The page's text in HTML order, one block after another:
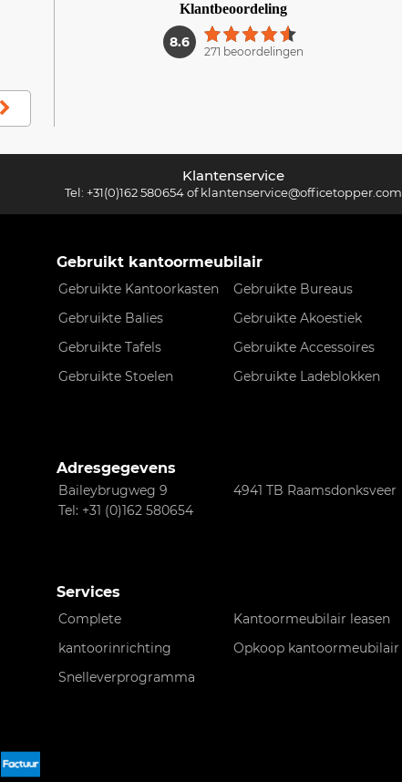
Klantbeoordeling
8.6 1
271 beoordelingen
Klantenservice
Tel: +31(0)162 580654ofklantenservice@officetopper.com
Gebruikt kantoormeubilair
Gebruikte Kantoorkasten
Gebruikte Bureaus
Gebruikte Balies
Gebruikte Akoestiek
Gebruikte Tafels
Gebruikte Accessoires
Gebruikte Stoelen
Gebruikte Ladeblokken
Adresgegevens
Baileybrugweg 9
4941 TB Raamsdonksveer
Tel: +31 (0)162 580654
Services
Complete
kantoorinrichting
Kantoormeubilair leasen
Opkoop kantoormeubilair
Snelleverprogramma